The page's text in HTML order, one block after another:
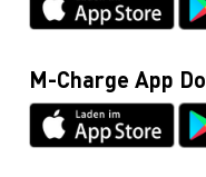
Datenblätter &
Cumulus-Infoline
Allgemeine Anfragen
044 495 11 11
M-Charge App